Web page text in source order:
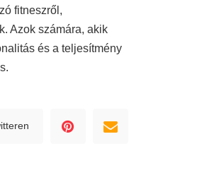
fitneszről,
Azok számára, akik
és a teljesítmény